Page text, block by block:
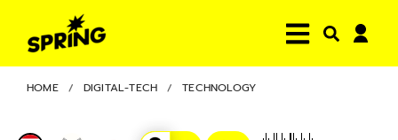
HOME DIGITAL-TECH TECHNOLOGY